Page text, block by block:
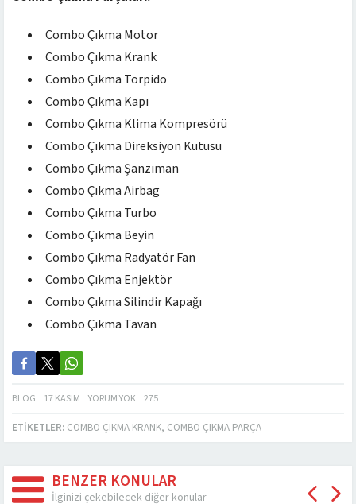
Combo Çıkma Motor
Combo Çıkma Krank
Combo Çıkma Torpido
Combo Çıkma Kapı
Combo Çıkma Klima Kompresörü
Combo Çıkma Direksiyon Kutusu
Combo Çıkma Şanzıman
Combo Çıkma Airbag
Combo Çıkma Turbo
Combo Çıkma Beyin
Combo Çıkma Radyatör Fan
Combo Çıkma Enjektör
Combo Çıkma Silindir Kapağı
Combo Çıkma Tavan
BLOG 17 KASIM YORUM YOK 275
ETIKETLER: COMBO ÇIKMA KRANK, COMBO ÇIKMA PARÇA
BENZER KONULAR
İlginizi çekebilecek diğer konular